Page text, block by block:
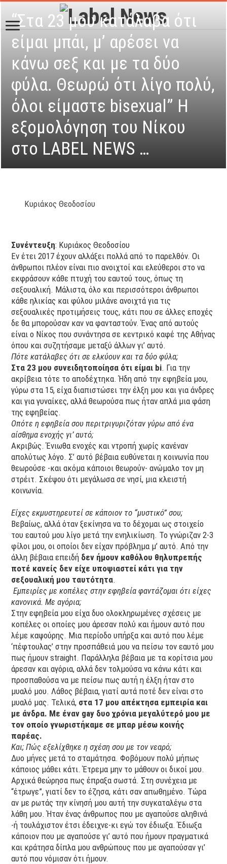
“Στα 23 μου κατάλαβα ότι
είμαι μπάι, μ’ αρέσει να
κάνω σεξ και με τα δύο
φύλα. Θεωρώ ότι λίγο πολύ,
όλοι είμαστε bisexual” Η
εξομολόγηση του Νίκου
στο LABEL NEWS …
Κυριάκος Θεοδοσίου
Συνέντευξη: Κυριάκος Θεοδοσίου
Εν έτει 2017 έχουν αλλάξει πολλά από το παρελθόν. Οι
άνθρωποι πλέον είναι πιο ανοιχτοί και ελεύθεροι στο να
εκφράσουν κάθε πτυχή του εαυτού τους, όπως τη
σεξουαλική. Μάλιστα, όλο και περισσότεροι άνθρωποι
κάθε ηλικίας και φύλου μιλάνε ανοιχτά για τις
σεξουαλικές προτιμήσεις τους, κάτι που σε άλλες εποχές
δε θα μπορούσαν καν να φανταστούν. Ένας από αυτούς
είναι ο Νίκος που συνάντησα σε κεντρικό καφέ της Αθήνας
όπου και συζητήσαμε μεταξύ άλλων γι’ αυτό.
Πότε κατάλαβες ότι σε ελκύουν και τα δύο φύλα;
Στα 23 μου συνειδητοποίησα ότι είμαι bi. Για την
ακρίβεια τότε το αποδέχτηκα. Ήδη από την εφηβεία μου,
γύρω στα 15, είχα διαπιστώσει την έλξη μου και για άνδρες
και για γυναίκες, αλλά θεωρούσα πως ήταν απλά μια φάση
της εφηβείας.
Οπότε η εφηβεία σου περιτριγυριζόταν γύρω από ένα
αίσθημα ενοχής γι’ αυτό;
Ακριβώς. Ένιωθα ενοχές και ντροπή χωρίς κανέναν
απολύτως λόγο. Σ’ αυτό βέβαια ευθύνεται η κοινωνία που
θεωρούσε -και ακόμα κάποιοι θεωρούν- ανώμαλο τον μη
στρέιτ. Σκέψου ότι μεγάλωσα σε νησί, μια κλειστή
κοινωνία.
Είχες εκμυστηρευτεί σε κάποιον το “μυστικό” σου;
Βεβαίως, αλλά όταν ξεκίνησα να το δέχομαι ως στοιχείο
του εαυτού μου λίγο μετά την ενηλικίωση. Το γνώριζαν 2-3
φίλοι μου, οι οποίοι δεν είχαν πρόβλημα μ’ αυτό. Από την
άλλη βέβαια επειδή δεν ήμουν καθόλου θηλυπρεπής
ποτέ κανείς δεν είχε υποψιαστεί κάτι για την
σεξουαλική μου ταυτότητα.
Εμπειρίες με κοπέλες στην εφηβεία φαντάζομαι ότι είχες
κανονικά. Με αγόρια;
Στην εφηβεία μου είχα δυο ολοκληρωμένες σχέσεις με
κοπέλες οι οποίες μου άρεσαν πολύ και ήμουν αυτό που
λέμε καψούρης. Μια περίοδο υπήρξα και αυτό που λέμε
‘πέφτουλας’ στην προσπάθειά μου να πείσω τον εαυτό μου
πως ήμουν straight. Παράλληλα βέβαια με τα κορίτσια μου
άρεσαν και αγόρια, αλλά δεν τολμούσα να κάνω κάτι και
προσπαθούσα να με πείσω πως αυτή η έλξη ήταν στο
μυαλό μου. Λάθος βέβαια, γιατί αυτά ποτέ δεν είναι στο
μυαλό μας. Τελικά, στα 17 μου απέκτησα εμπειρία και
με άνδρα. Με έναν gay δυο χρόνια μεγαλύτερό μου με
τον οποίο γνωριστήκαμε σε μπαρ μέσω κοινής
παρέας.
Και; Πώς εξελίχθηκε η σχέση σου με τον νεαρό;
Δυο μήνες μετά το σταμάτησα. Φοβόμουν πολύ μήπως
κάποιος μάθει κάτι. Έτρεμα μην το μάθουν οι δικοί μου.
Αρχικά θεώρησα πως έπραξα σωστά. Στη συνέχεια με
“έτρωγε”, γιατί δεν το έζησα, κάτι σαν απωθημένο. Τώρα
αν με ρωτάς την κίνησή μου αυτή την συγκαταλέγω στα
λάθη μου. Ήταν ένας άνθρωπος που με αγαπούσε αληθινά
-ή τουλάχιστον έτσι έδειχνε-κι εγώ τον έδιωξα. Έδιωξα
κάποιον που με αγαπούσε γι’ αυτό που ήμουν πραγματικά
και κράτησα δίπλα μου ανθρώπους που με αγαπούσαν γι’
αυτό που νόμισαν ότι ήμουν.